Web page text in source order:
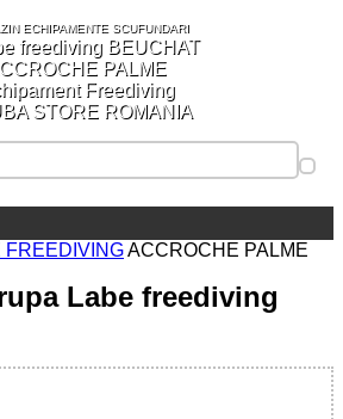
ECHIPAMENTE SCUFUNDARI
STORE ROMANIA
FREEDIVINGACCROCHE PALME
Labe freediving